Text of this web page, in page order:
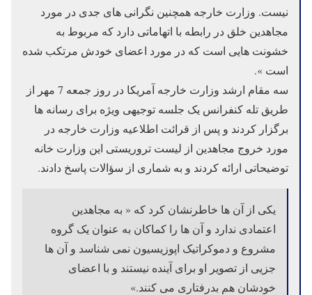
نیست. وزارت خارجه همچنین نگرانی های جدی در مورد
مجاهدین خلق در رابطه با اتهاماتی دارد که مربوط به
خشونت هایی است که در مورد اعضای خودش مرتکب شده
است ».
سه مقام ارشد وزارت خارجه آمریکا در روز جمعه 7 مهر از
طریق تله کنفرانس یک جلسه توجیهی ویژه برای رسانه ها
برگزار کردند و پس از قرائت اطلاعیه وزارت خارجه در
مورد خروج مجاهدین از لیست تروریستی این وزارت خانه
توضیحاتی ارائه کردند و به شماری از سؤالات پاسخ دادند.
یکی از آن ها خاطرنشان کرد که « به مجاهدین
اعتمادی ندارد و آن ها را کماکان به عنوان یک گروه
مشروع و دموکراتیک اپوزیسیون نمی شناسد و آن ها
جزیی از تصویر او برای آینده نیستند و با اعضای
خودشان هم بدرفتاری می کنند.»